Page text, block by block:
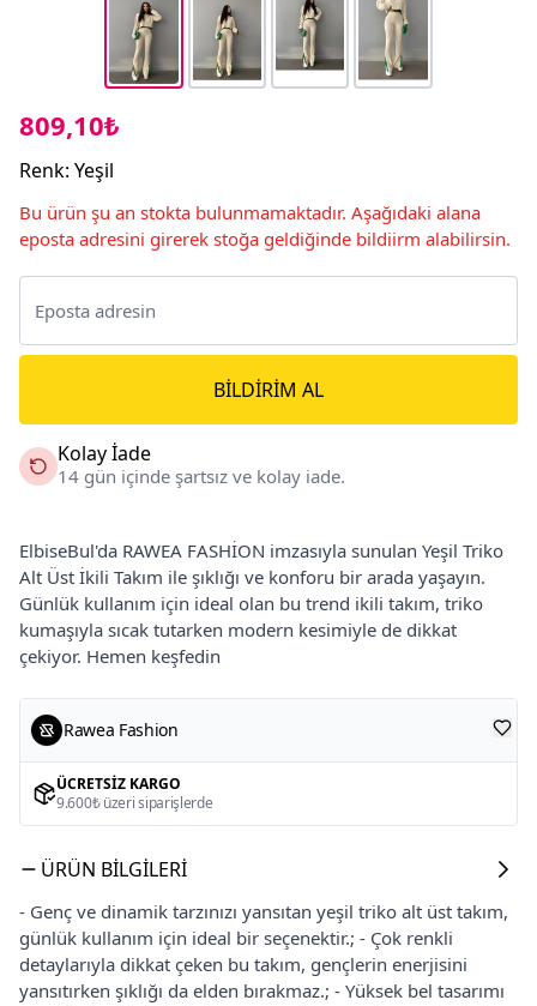
809,10₺
Renk: Yeşil
Bu ürün şu an stokta bulunmamaktadır. Aşağıdaki alana
eposta adresini girerek stoğa geldiğinde bildiirm alabilirsin.
BILDIRIM AL
Kolay İade
14 gün içinde şartsız ve kolay iade.
ElbiseBul'da RAWEA FASHİON imzasıyla sunulan Yeşil Triko
Alt Üst İkili Takım ile şıklığı ve konforu bir arada yaşayın.
Günlük kullanım için ideal olan bu trend ikili takım, triko
kumaşıyla sıcak tutarken modern kesimiyle de dikkat
çekiyor. Hemen keşfedin
Rawea Fashion
ÜCRETSIZ KARGO
9.600₺ üzeri siparişlerde
ÜRÜN BILGILERI
- Genç ve dinamik tarzınızı yansıtan yeşil triko alt üst takım,
günlük kullanım için ideal bir seçenektir.; - Çok renkli
detaylarıyla dikkat çeken bu takım, gençlerin enerjisini
yansıtırken şıklığı da elden bırakmaz.; - Yüksek bel tasarımı